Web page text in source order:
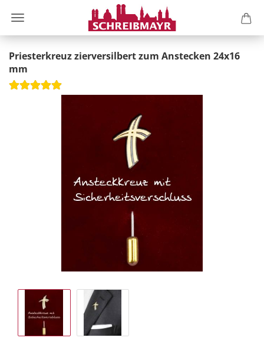
Priesterkreuz zierversilbert zum Anstecken 24x16
mm